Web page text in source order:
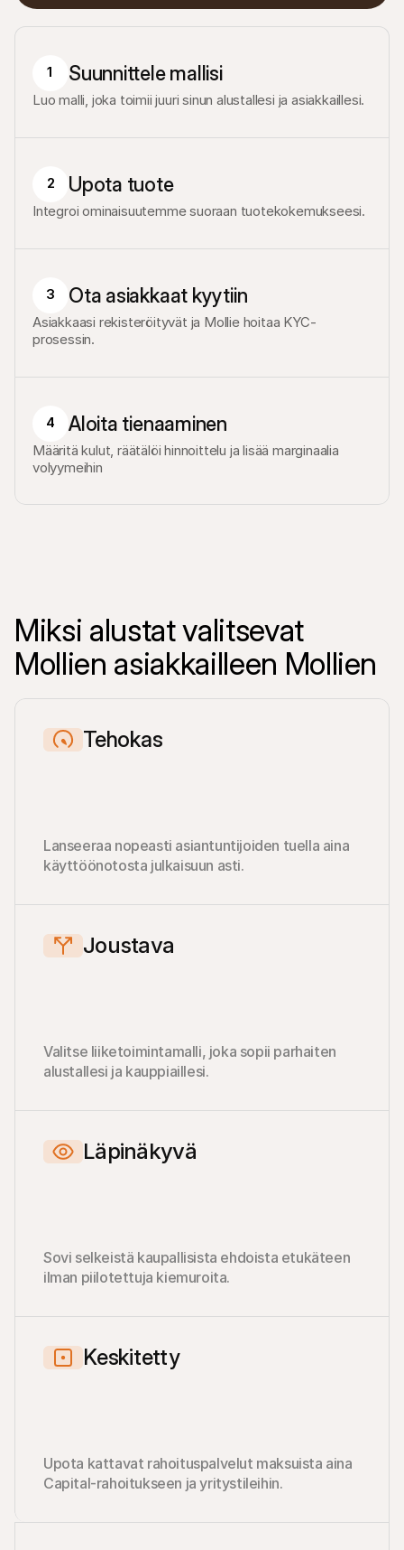
1 Suunnittele mallisi
Luo malli, joka toimii juuri sinun alustallesi ja asiakkaillesi.
2 Upota tuote
Integroi ominaisuutemme suoraan tuotekokemukseesi.
3 Ota asiakkaat kyytiin
Asiakkaasi rekisteröityvät ja Mollie hoitaa KYC-
prosessin.
4 Aloita tienaaminen
Määritä kulut, räätälöi hinnoittelu ja lisää marginaalia
volyymeihin
Miksi alustat valitsevat
Mollien asiakkailleen Mollien
Tehokas
Lanseeraa nopeasti asiantuntijoiden tuella aina
käyttöönotosta julkaisuun asti.
Joustava
Valitse liiketoimintamalli, joka sopii parhaiten
alustallesi ja kauppiaillesi.
Läpinäkyvä
Sovi selkeistä kaupallisista ehdoista etukäteen
ilman piilotettuja kiemuroita.
Keskitetty
Upota kattavat rahoituspalvelut maksuista aina
Capital-rahoitukseen ja yritystileihin.